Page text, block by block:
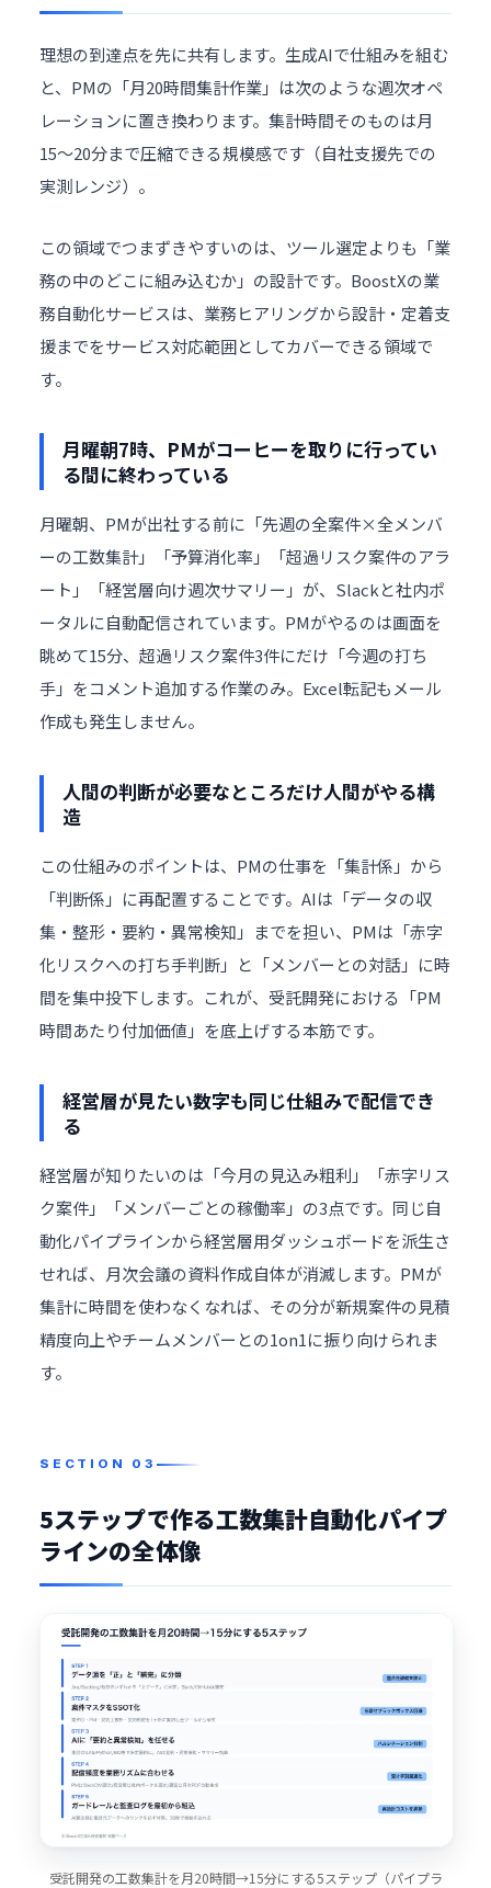
理想の到達点を先に共有します。生成AIで仕組みを組む
と、PMの「月20時間集計作業」は次のような週次オペ
レーションに置き換わります。集計時間そのものは月
15〜20分まで圧縮できる規模感です（自社支援先での
実測レンジ）。
この領域でつまずきやすいのは、ツール選定よりも「業
務の中のどこに組み込むか」の設計です。BoostXの業
務自動化サービスは、業務ヒアリングから設計・定着支
援までをサービス対応範囲としてカバーできる領域で
す。
月曜朝7時、PMがコーヒーを取りに行ってい
る間に終わっている
月曜朝、PMが出社する前に「先週の全案件×全メンバ
ーの工数集計」「予算消化率」「超過リスク案件のアラ
ート」「経営層向け週次サマリー」が、Slackと社内ポ
ータルに自動配信されています。PMがやるのは画面を
眺めて15分、超過リスク案件3件にだけ「今週の打ち
手」をコメント追加する作業のみ。Excel転記もメール
作成も発生しません。
人間の判断が必要なところだけ人間がやる構
造
この仕組みのポイントは、PMの仕事を「集計係」から
「判断係」に再配置することです。AIは「データの収
集・整形・要約・異常検知」までを担い、PMは「赤字
化リスクへの打ち手判断」と「メンバーとの対話」に時
間を集中投下します。これが、受託開発における「PM
時間あたり付加価値」を底上げする本筋です。
経営層が見たい数字も同じ仕組みで配信でき
る
経営層が知りたいのは「今月の見込み粗利」「赤字リス
ク案件」「メンバーごとの稼働率」の3点です。同じ自
動化パイプラインから経営層用ダッシュボードを派生さ
せれば、月次会議の資料作成自体が消滅します。PMが
集計に時間を使わなくなれば、その分が新規案件の見積
精度向上やチームメンバーとの1on1に振り向けられま
す。
5ステップで作る工数集計自動化パイプ
ラインの全体像
受託開発の工数集計を月20時間→15分にする5ステップ（パイプラ